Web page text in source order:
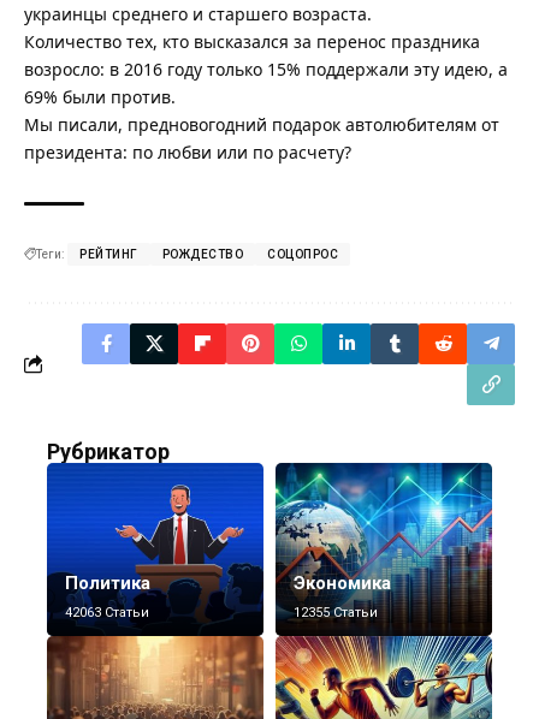
украинцы среднего и старшего возраста.
Количество тех, кто высказался за перенос праздника
возросло: в 2016 году только 15% поддержали эту идею, а
69% были против.
Мы писали, предновогодний подарок автолюбителям от
президента: по любви или по расчету?
Теги: РЕЙТИНГ РОЖДЕСТВО СОЦОПРОС
Рубрикатор
Политика
42063 Статьи
Экономика
12355 Статьи